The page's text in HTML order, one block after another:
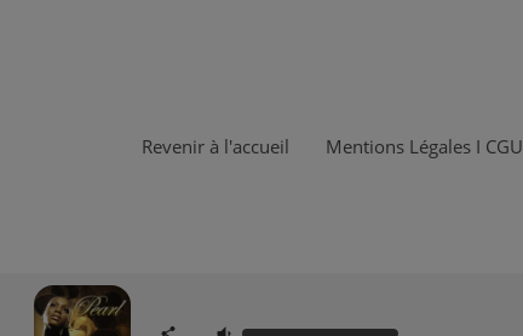
Revenir à l'accueil Mentions Légales I CGU